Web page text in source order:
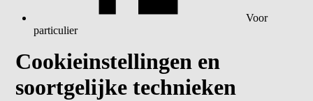
Voor
particulier
Cookieinstellingen en
soortgelijke technieken